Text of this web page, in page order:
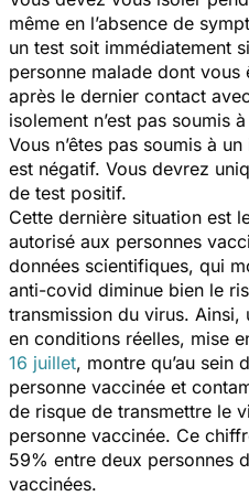
même en l’absence de
un test soit immédiatement
personne malade dont
après le dernier contact
isolement n’est pas soumis
Vous n’êtes pas soumis à
est négatif. Vous devrez
de test positif.
Cette dernière situation est
autorisé aux personnes
données scientifiques, qui
anti-covid diminue bien le
transmission du virus. Ainsi,
en conditions réelles, mise
16 juillet, montre qu’au sein
personne vaccinée et
de risque de transmettre le
personne vaccinée. Ce
59% entre deux personnes
vaccinées.